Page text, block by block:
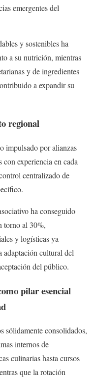
emergentes del
y sostenibles ha
a su nutrición, mientras
y de ingredientes
a expandir su
regional
impulsado por alianzas
experiencia en cada
centralizado de
ha conseguido
torno al 30%,
y logísticas ya
adaptación cultural del
del público.
pilar esencial
sólidamente consolidados,
internos de
culinarias hasta cursos
que la rotación